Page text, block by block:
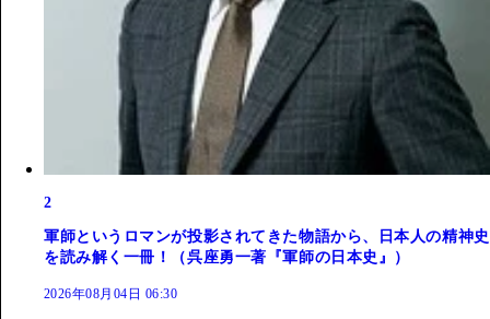
2
軍師というロマンが投影されてきた物語から、日本人の精神史
を読み解く一冊！（呉座勇一著『軍師の日本史』）
2026年08月04日 06:30